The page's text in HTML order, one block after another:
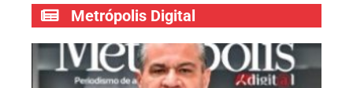
Metrópolis Digital